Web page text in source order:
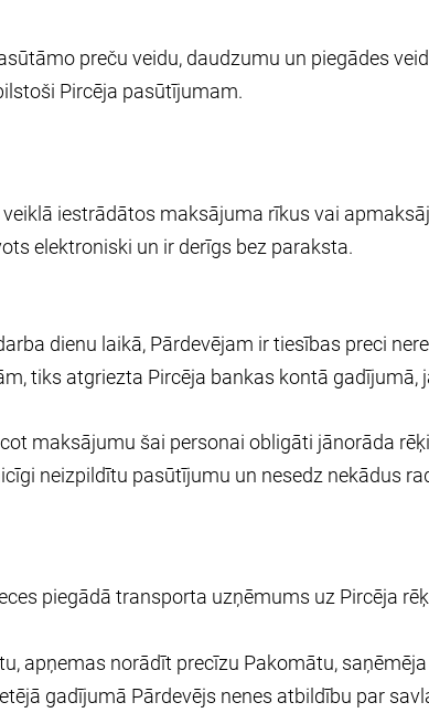
preču veidu, daudzumu un piegādes
Pircēja pasūtījumam.
iestrādātos maksājuma rīkus vai
elektroniski un ir derīgs bez paraksta.
dienu laikā, Pārdevējam ir tiesības preci
tiks atgriezta Pircēja bankas kontā gadījumā,
maksājumu šai personai obligāti jānorāda
neizpildītu pasūtījumu un nesedz nekādus
piegādā transporta uzņēmums uz Pircēja
apņemas norādīt precīzu Pakomātu,
gadījumā Pārdevējs nenes atbildību par